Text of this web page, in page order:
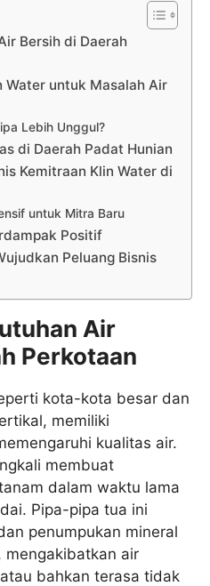
Bersih di Daerah
Water untuk Masalah Air
Lebih Unggul?
di Daerah Padat Hunian
Kemitraan Klin Water di
untuk Mitra Baru
Positif
Peluang Bisnis
Air
Perkotaan
kota-kota besar dan
memiliki
kualitas air.
membuat
dalam waktu lama
Pipa-pipa tua ini
penumpukan mineral
mengakibatkan air
bahkan terasa tidak